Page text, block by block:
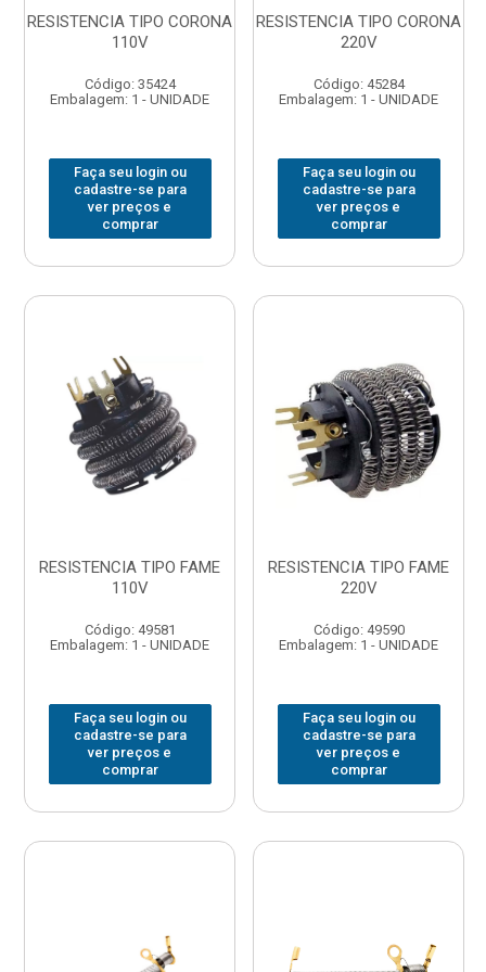
RESISTENCIA TIPO CORONA
110V
Código: 35424
Embalagem: 1 - UNIDADE
Faça seu login ou
cadastre-se para
ver preços e
comprar
RESISTENCIA TIPO CORONA
220V
Código: 45284
Embalagem: 1 - UNIDADE
Faça seu login ou
cadastre-se para
ver preços e
comprar
RESISTENCIA TIPO FAME
110V
Código: 49581
Embalagem: 1 - UNIDADE
Faça seu login ou
cadastre-se para
ver preços e
comprar
RESISTENCIA TIPO FAME
220V
Código: 49590
Embalagem: 1 - UNIDADE
Faça seu login ou
cadastre-se para
ver preços e
comprar